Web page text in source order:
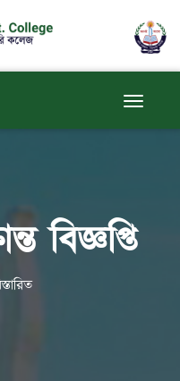
বিজ্ঞপ্তি